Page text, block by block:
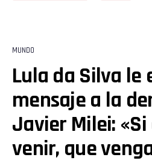
MUNDO
Lula da Silva le
mensaje a la
Javier Milei:
venir, que